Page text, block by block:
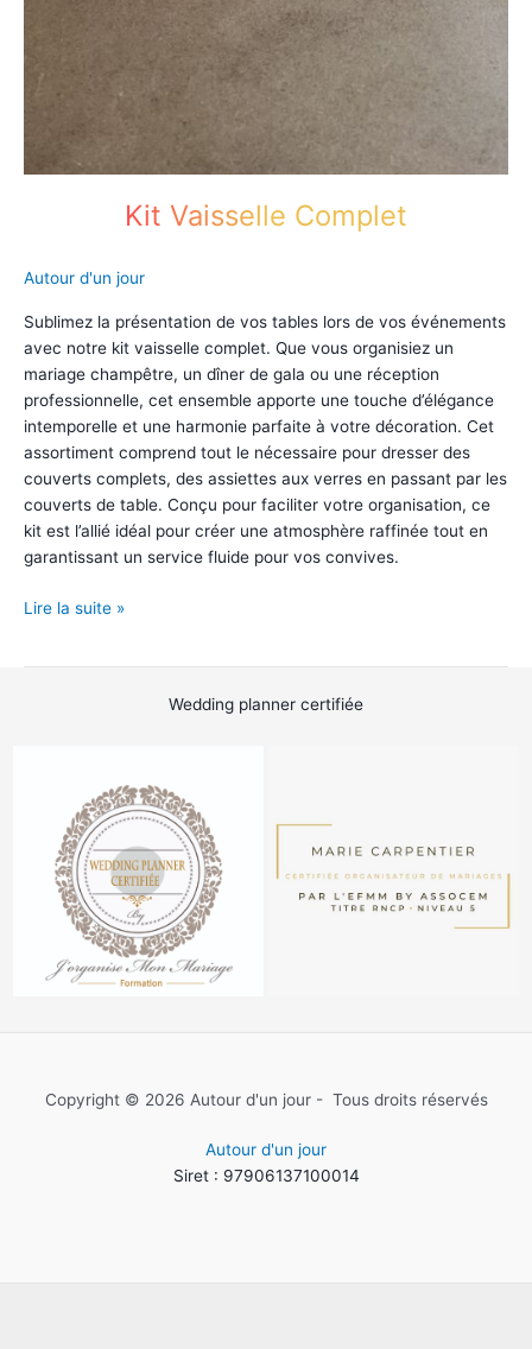
Kit Vaisselle Complet
Autour d'un jour
Sublimez la présentation de vos tables lors de vos événements
avec notre kit vaisselle complet. Que vous organisiez un
mariage champêtre, un dîner de gala ou une réception
professionnelle, cet ensemble apporte une touche d’élégance
intemporelle et une harmonie parfaite à votre décoration. Cet
assortiment comprend tout le nécessaire pour dresser des
couverts complets, des assiettes aux verres en passant par les
couverts de table. Conçu pour faciliter votre organisation, ce
kit est l’allié idéal pour créer une atmosphère raffinée tout en
garantissant un service fluide pour vos convives.
Kit
Lire la suite »
Wedding planner certifiée
Copyright © 2026 Autour d'un jour - Tous droits réservés
Autour d'un jour
Siret : 97906137100014